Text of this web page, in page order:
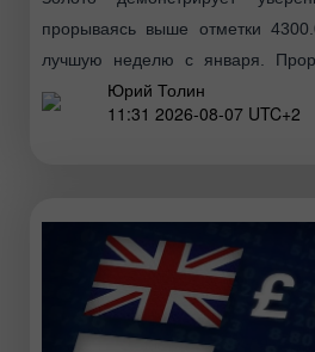
прорываясь выше отметки
лучшую неделю с января.
консолидации произошел
геополитической
Юрий Толин
11:31 2026-08-07 UTC+2